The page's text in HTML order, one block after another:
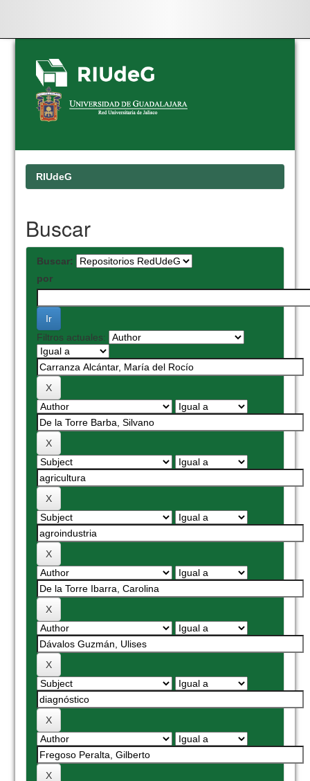
Skip
navigation
RIUdeG
Buscar
Buscar:
por
Filtros actuales: